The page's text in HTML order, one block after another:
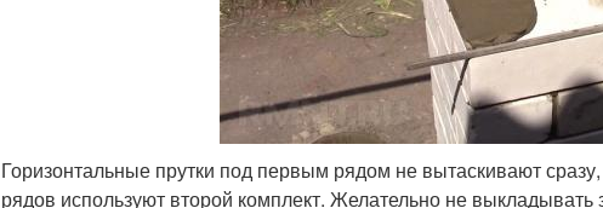
Горизонтальные прутки под первым рядом не вытаскивают
рядов используют второй комплект. Желательно не